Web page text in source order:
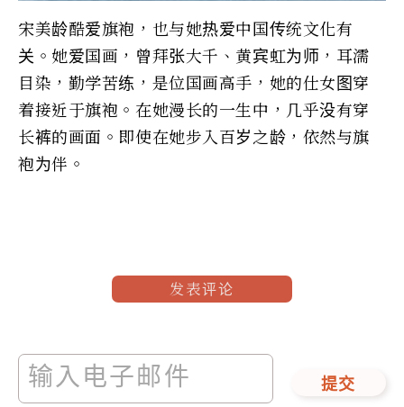
宋美龄酷爱旗袍，也与她热爱中国传统文化有
关。她爱国画，曾拜张大千、黄宾虹为师，耳濡
目染，勤学苦练，是位国画高手，她的仕女图穿
着接近于旗袍。在她漫长的一生中，几乎没有穿
长裤的画面。即使在她步入百岁之龄，依然与旗
袍为伴。
发表评论
提交